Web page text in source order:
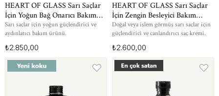
HEART OF GLASS Sarı Saçlar
İçin Yoğun Bağ Onarıcı Bakım
150 ml
Sarı saçlar için yoğun güçlendirici ve
aydınlatıcı bakım ürünü.
₺2.850,00
HEART OF GLASS Sarı Saçlar
İçin Zengin Besleyici Bakım
Kremi 250 ml
Doğal veya işlem görmüş sarı saçlar için
güçlendirici ve canlandırıcı saç kremi.
₺2.600,00